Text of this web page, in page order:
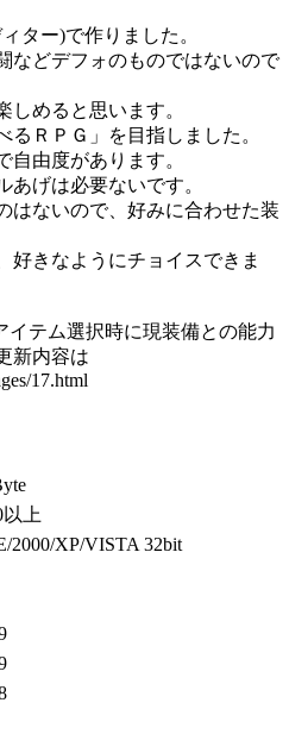
ター)で作りました。
などデフォのものではないので
しめると思います。
るＲＰＧ」を目指しました。
自由度があります。
あげは必要ないです。
はないので、好みに合わせた装
好きなようにチョイスできま
イテム選択時に現装備との能力
新内容は
17.html
上
2000/XP/VISTA 32bit